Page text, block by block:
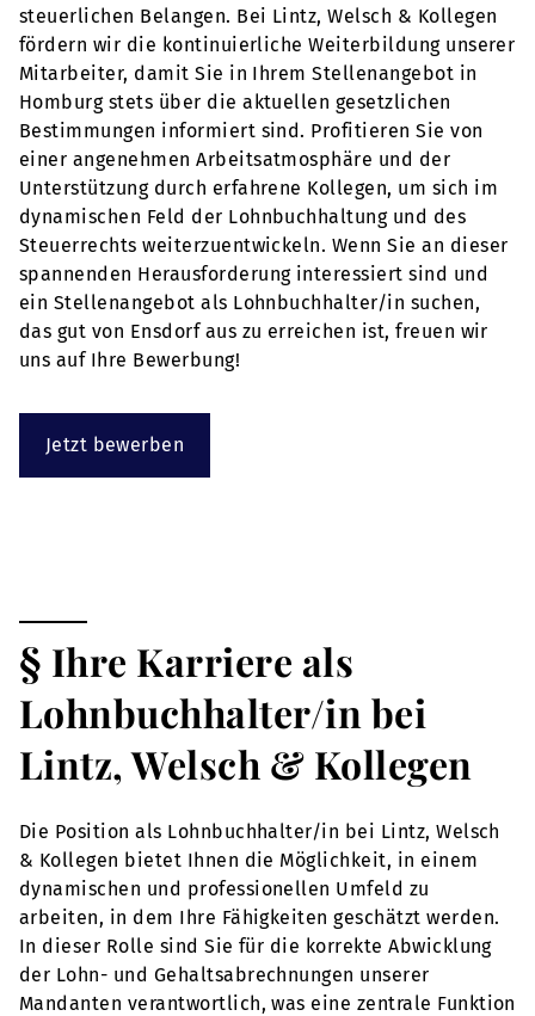
steuerlichen Belangen. Bei Lintz, Welsch & Kollegen
fördern wir die kontinuierliche Weiterbildung unserer
Mitarbeiter, damit Sie in Ihrem Stellenangebot in
Homburg stets über die aktuellen gesetzlichen
Bestimmungen informiert sind. Profitieren Sie von
einer angenehmen Arbeitsatmosphäre und der
Unterstützung durch erfahrene Kollegen, um sich im
dynamischen Feld der Lohnbuchhaltung und des
Steuerrechts weiterzuentwickeln. Wenn Sie an dieser
spannenden Herausforderung interessiert sind und
ein Stellenangebot als Lohnbuchhalter/in suchen,
das gut von Ensdorf aus zu erreichen ist, freuen wir
uns auf Ihre Bewerbung!
Jetzt bewerben
§ Ihre Karriere als
Lohnbuchhalter/in bei
Lintz, Welsch & Kollegen
Die Position als Lohnbuchhalter/in bei Lintz, Welsch
& Kollegen bietet Ihnen die Möglichkeit, in einem
dynamischen und professionellen Umfeld zu
arbeiten, in dem Ihre Fähigkeiten geschätzt werden.
In dieser Rolle sind Sie für die korrekte Abwicklung
der Lohn- und Gehaltsabrechnungen unserer
Mandanten verantwortlich, was eine zentrale Funktion